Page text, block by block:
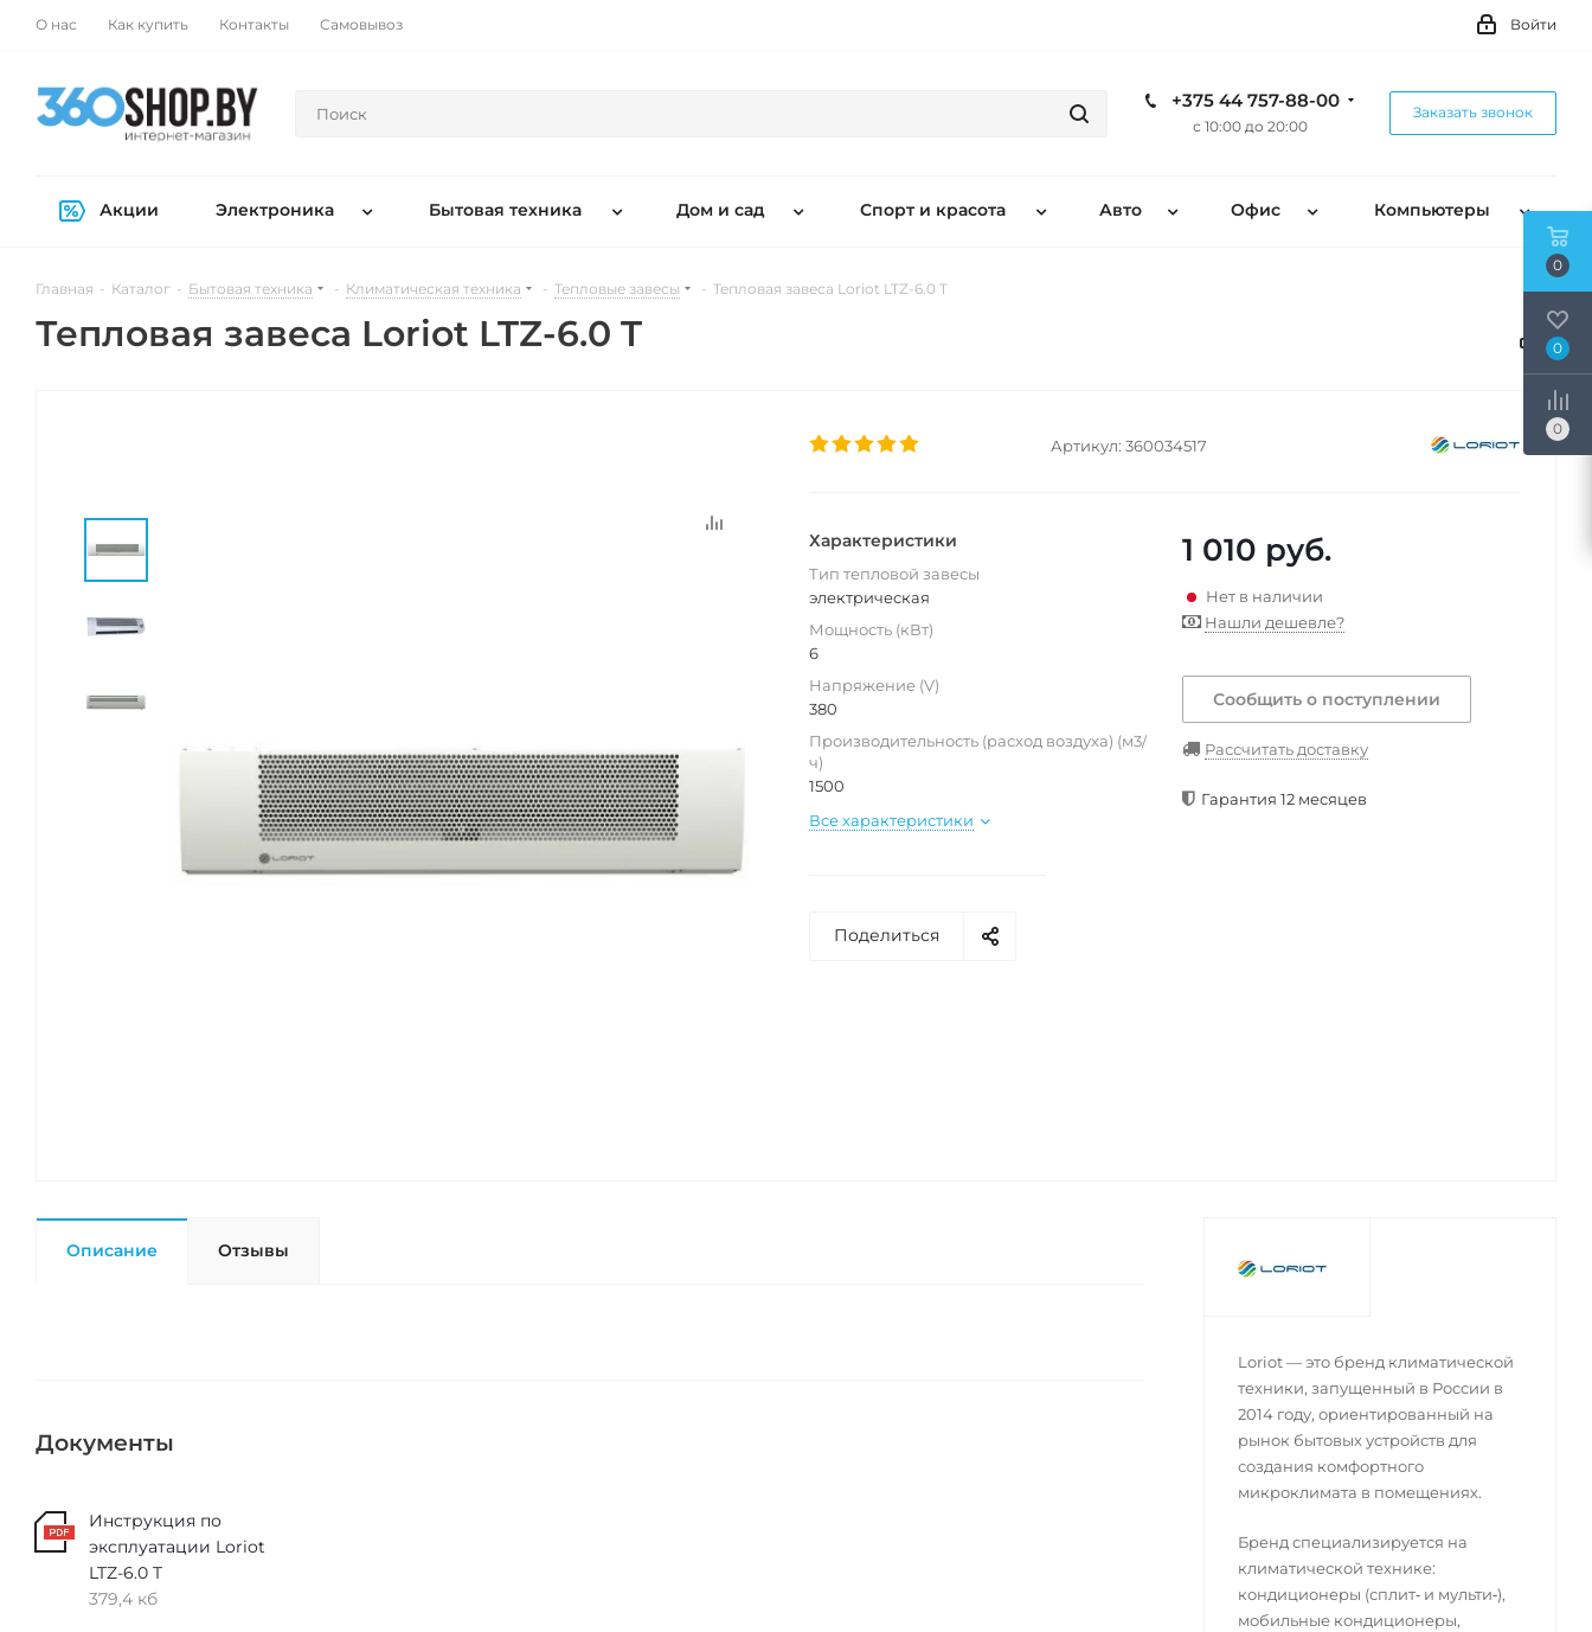
О нас Как купить Контакты Самовывоз Войти
+375 44 757-88-00
с 10:00 до 20:00
Заказать звонок
Акции Электроника Бытовая техника Дом и сад Спорт и красота Авто Офис Компьютеры
Главная - Каталог - Бытовая техника - Климатическая техника - Тепловые завесы - Тепловая завеса Loriot LTZ-6.0 T
Тепловая завеса Loriot LTZ-6.0 T
Артикул: 360034517
Характеристики
Тип тепловой завесы
электрическая
Мощность (кВт)
6
Напряжение (V)
380
Производительность (расход воздуха) (м3/
ч)
1500
Все характеристики
1 010 руб.
Нет в наличии
Нашли дешевле?
Сообщить о поступлении
Рассчитать доставку
Гарантия 12 месяцев
Поделиться
Описание Отзывы
Документы
Инструкция по
эксплуатации Loriot
LTZ-6.0 T
379,4 кб
Loriot — это бренд климатической
техники, запущенный в России в
2014 году, ориентированный на
рынок бытовых устройств для
создания комфортного
микроклимата в помещениях.
Бренд специализируется на
климатической технике:
кондиционеры (сплит‑ и мульти‑),
мобильные кондиционеры,
0
0
0